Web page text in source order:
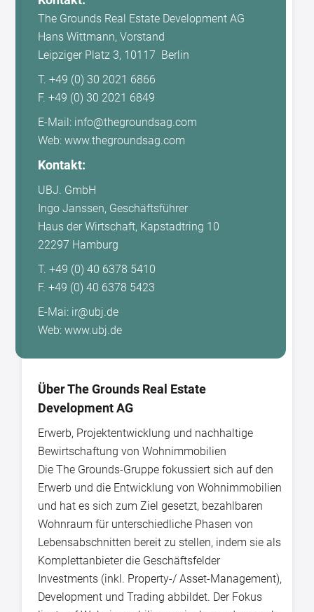
The Grounds Real Estate Development AG
Hans Wittmann, Vorstand
Leipziger Platz 3, 10117 Berlin
T. +49 (0) 30 2021 6866
F. +49 (0) 30 2021 6849
E-Mail: info@thegroundsag.com
Web: www.thegroundsag.com
Kontakt:
UBJ. GmbH
Ingo Janssen, Geschäftsführer
Haus der Wirtschaft, Kapstadtring 10
22297 Hamburg
T. +49 (0) 40 6378 5410
F. +49 (0) 40 6378 5423
E-Mai: ir@ubj.de
Web: www.ubj.de
Über The Grounds Real Estate
Development AG
Erwerb, Projektentwicklung und nachhaltige
Bewirtschaftung von Wohnimmobilien
Die The Grounds-Gruppe fokussiert sich auf den
Erwerb und die Entwicklung von Wohnimmobilien
und hat es sich zum Ziel gesetzt, bezahlbaren
Wohnraum für unterschiedliche Phasen von
Lebensabschnitten bereit zu stellen, indem sie als
Komplettanbieter die Geschäftsfelder
Investments (inkl. Property-/ Asset-Management),
Development und Trading abbildet. Der Fokus